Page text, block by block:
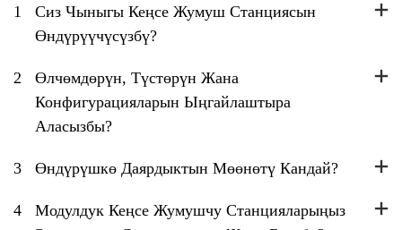
1
Сиз Чыныгы Кеңсе Жумуш Станциясын
Өндүрүүчүсүзбү?
2
Өлчөмдөрүн, Түстөрүн Жана
Конфигурацияларын Ыңгайлаштыра
Аласызбы?
3 Өндүрүшкө Даярдыктын Мөөнөтү Кандай?
4
Модулдук Кеңсе Жумушчу Станцияларыңыз